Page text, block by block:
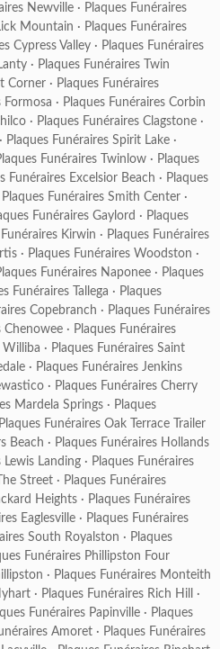
Newville · Plaques Funéraires
Mountain · Plaques Funéraires
Cypress Valley · Plaques Funéraires
· Plaques Funéraires Twin
Corner · Plaques Funéraires
Formosa · Plaques Funéraires Corbin
· Plaques Funéraires Clagstone ·
· Plaques Funéraires Spirit Lake ·
Funéraires Twinlow · Plaques
Funéraires Excelsior Beach · Plaques
Plaques Funéraires Smith Center ·
Funéraires Gaylord · Plaques
Funéraires Kirwin · Plaques Funéraires
· Plaques Funéraires Woodston ·
Funéraires Naponee · Plaques
Funéraires Tallega · Plaques
Copebranch · Plaques Funéraires
Chenowee · Plaques Funéraires
Williba · Plaques Funéraires Saint
· Plaques Funéraires Jenkins
· Plaques Funéraires Cherry
Mardela Springs · Plaques
Plaques Funéraires Oak Terrace Trailer
Beach · Plaques Funéraires Hollands
Lewis Landing · Plaques Funéraires
Street · Plaques Funéraires
Heights · Plaques Funéraires
Eaglesville · Plaques Funéraires
South Royalston · Plaques
Funéraires Phillipston Four
· Plaques Funéraires Monteith
· Plaques Funéraires Rich Hill
·
Funéraires Papinville · Plaques
Amoret · Plaques Funéraires